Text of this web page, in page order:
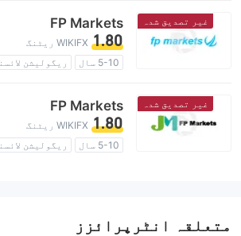
اعلیٰ سطح کے خطرات
غیر تصدیق شدہ FP Markets
1.80 WIKIFX ریٹنگ
5-10 سال
ریگولیشن
اعلیٰ سطح کے خطرات
غیر تصدیق شدہ FP Markets
1.80 WIKIFX ریٹنگ
5-10 سال
ریگولیشن
متعلقہ انٹرپرائزز